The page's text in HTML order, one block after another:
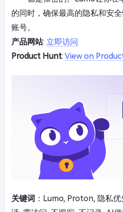
的同时，确保最高的隐私和安
账号。
产品网站: 立即访问
Product Hunt: View on
关键词 ：Lumo, Proton, 隐私